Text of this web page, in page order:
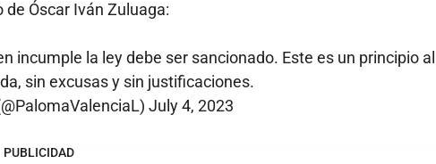
de Óscar Iván Zuluaga:
incumple la ley debe ser sancionado. Este es un principio al
sin excusas y sin justificaciones.
July 4, 2023
PUBLICIDAD